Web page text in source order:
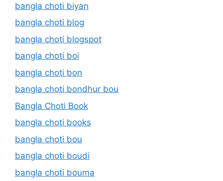
bangla choti biyan
bangla choti blog
bangla choti blogspot
bangla choti boi
bangla choti bon
bangla choti bondhur bou
Bangla Choti Book
bangla choti books
bangla choti bou
bangla choti boudi
bangla choti bouma